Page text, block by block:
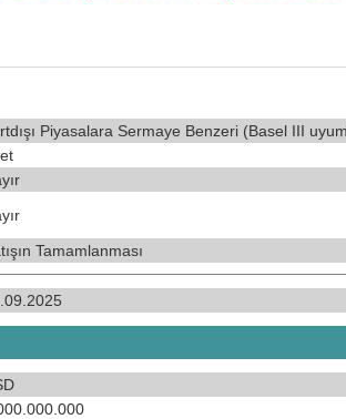
Piyasalara Sermaye Benzeri (Basel III
Tamamlanması